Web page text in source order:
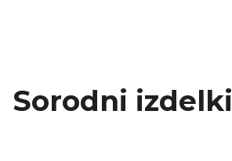
Sorodni izdelki